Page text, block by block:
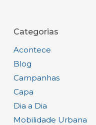
Categorias
Acontece
Blog
Campanhas
Capa
Dia a Dia
Mobilidade Urbana